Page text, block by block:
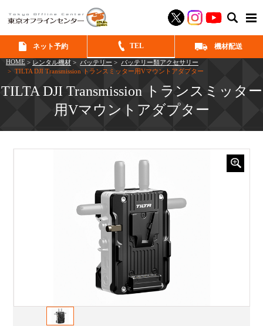
ネット予約 TEL 機材配送
HOME > レンタル機材 > バッテリー > バッテリー類アクセサリー
> TILTA DJI Transmission トランスミッター用Vマウントアダプター
TILTA DJI Transmission トランスミッター
用Vマウントアダプター